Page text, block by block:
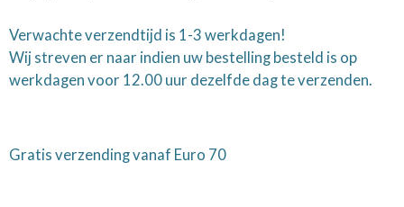
Verwachte verzendtijd is 1-3 werkdagen!
Wij streven er naar indien uw bestelling besteld is op
werkdagen voor 12.00 uur dezelfde dag te verzenden.
Gratis verzending vanaf Euro 70